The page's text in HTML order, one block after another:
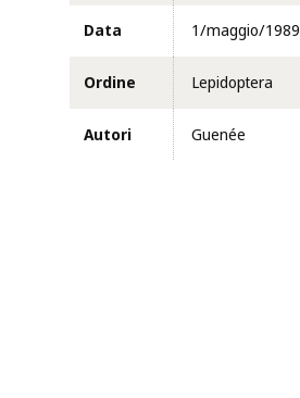
Data 1/maggio/1989
Ordine Lepidoptera
Autori Guenée